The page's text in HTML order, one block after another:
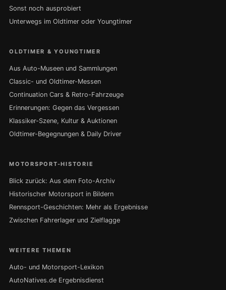
Sonst noch ausprobiert
Unterwegs im Oldtimer oder Youngtimer
OLDTIMER & YOUNGTIMER
Aus Auto-Museen und Sammlungen
Classic- und Oldtimer-Messen
Continuation Cars & Retro-Fahrzeuge
Erinnerungen: Gegen das Vergessen
Klassiker-Szene, Kultur & Auktionen
Oldtimer-Begegnungen & Daily Driver
MOTORSPORT-HISTORIE
Blick zurück: Aus dem Foto-Archiv
Historischer Motorsport in Bildern
Rennsport-Geschichten: Mehr als Ergebnisse
Zwischen Fahrerlager und Zielflagge
WEITERE THEMEN
Auto- und Motorsport-Lexikon
AutoNatives.de Ergebnisdienst